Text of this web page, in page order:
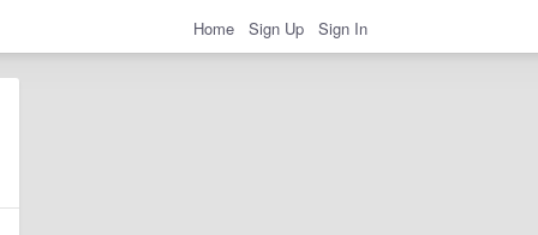
Home Sign Up Sign In